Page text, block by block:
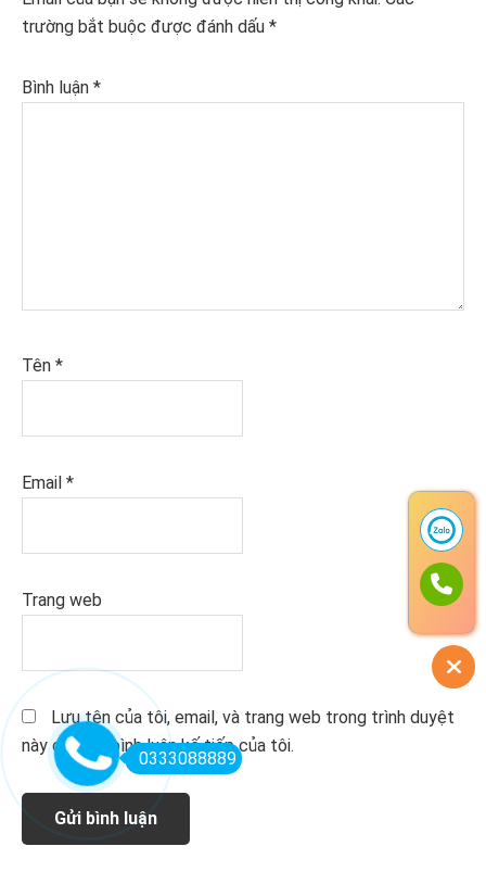
trường bắt buộc được đánh dấu *
Bình luận *
Tên *
Email *
Trang web
Lưu tên của tôi, email, và trang web trong trình duyệt
này cho lần bình luận kế tiếp của tôi.
0333088889